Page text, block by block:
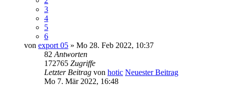
3
4
5
6
von export 05 » Mo 28. Feb 2022, 10:37
82 Antworten
172765 Zugriffe
Letzter Beitrag von hotic Neuester Beitrag
Mo 7. Mär 2022, 16:48